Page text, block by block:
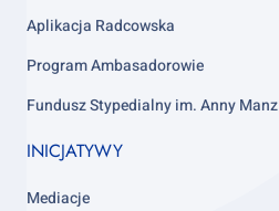
Aplikacja Radcowska
Program Ambasadorowie
Fundusz Stypedialny im. Anny Manz
INICJATYWY
Mediacje